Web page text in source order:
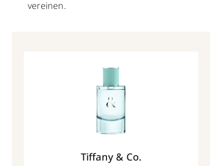
vereinen.
Tiffany & Co.